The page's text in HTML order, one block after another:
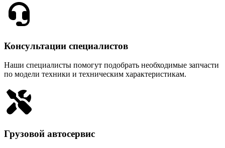
Консультации специалистов
Наши специалисты помогут подобрать необходимые запчасти
по модели техники и техническим характеристикам.
Грузовой автосервис